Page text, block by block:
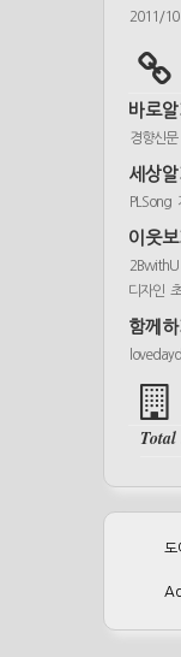
2011/10
바로알
경향신문
세상알
PLSong
이웃보
2BwithU
디자인
함께하
Total
도